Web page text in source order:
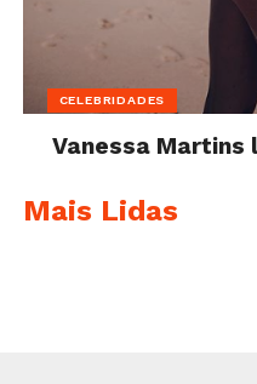
CELEBRIDADES
Vanessa Martins
Mais Lidas